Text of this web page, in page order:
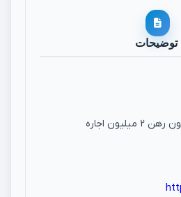
توضیحات